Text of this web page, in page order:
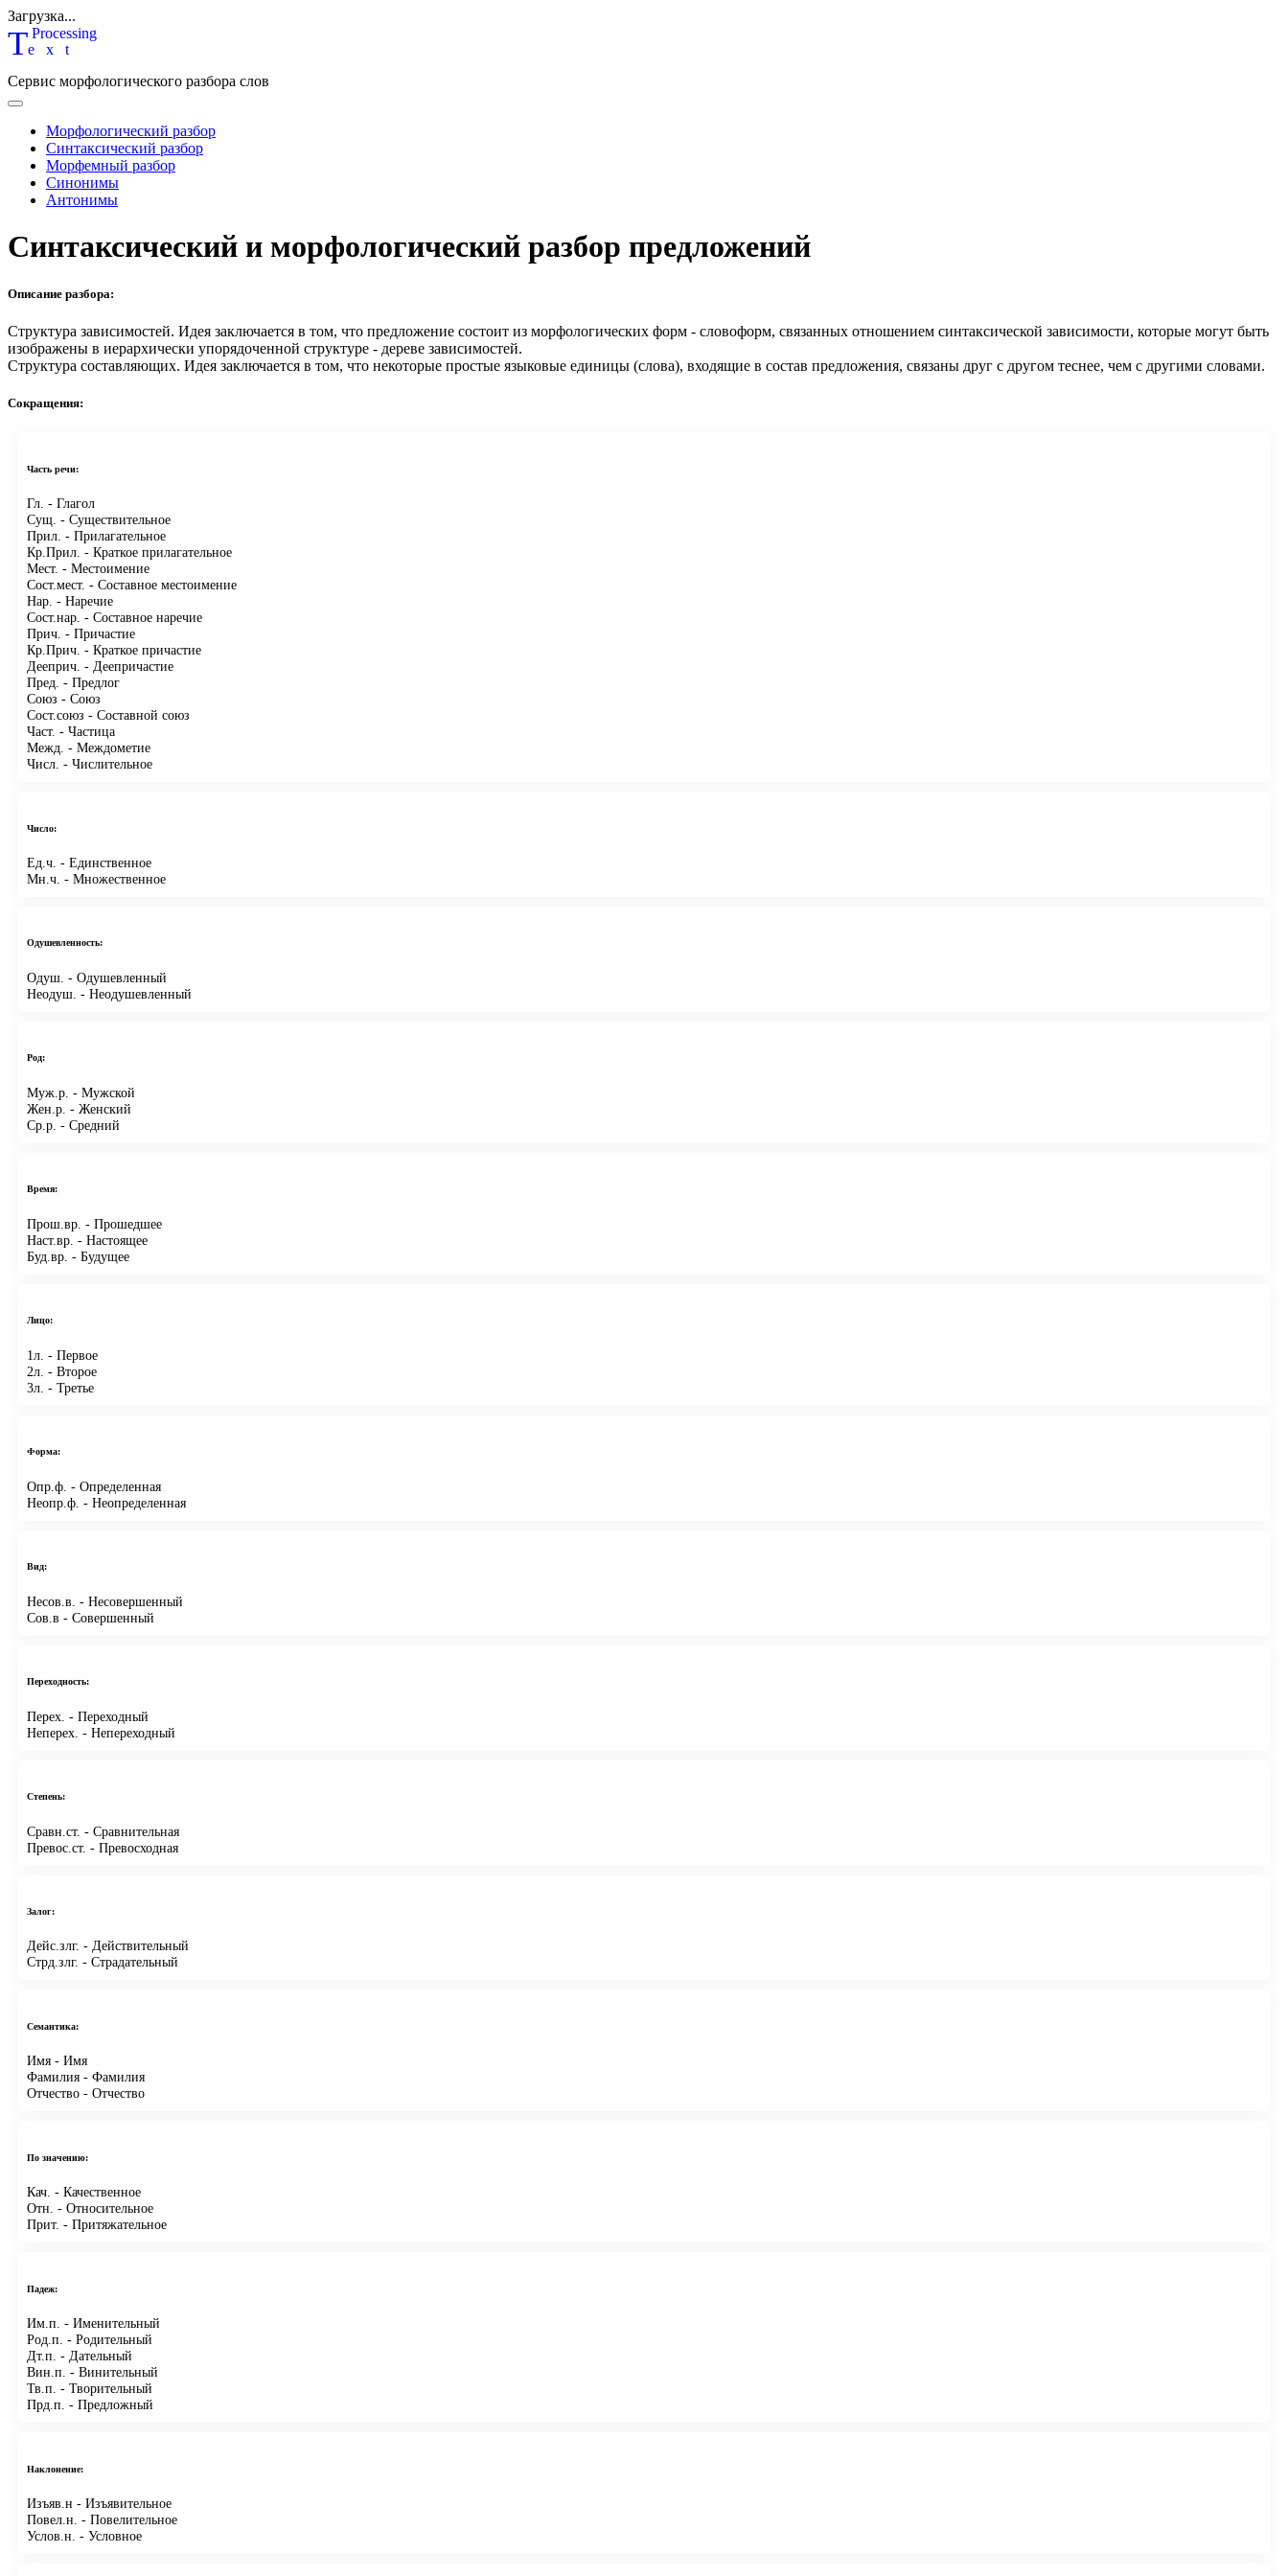
Загрузка...
Text
Processing
Сервис морфологического разбора слов
Морфологический разбор
Синтаксический разбор
Морфемный разбор
Синонимы
Антонимы
Синтаксический и морфологический разбор предложений
Описание разбора:
Структура зависимостей. Идея заключается в том, что предложение состоит из морфологических форм - словоформ, связанных отношением синтаксической зависимости, которые могут быть
изображены в иерархически упорядоченной структуре - дереве зависимостей.
Структура составляющих. Идея заключается в том, что некоторые простые языковые единицы (слова), входящие в состав предложения, связаны друг с другом теснее, чем с другими словами.
Сокращения:
Часть речи:
Гл. - Глагол
Сущ. - Существительное
Прил. - Прилагательное
Кр.Прил. - Краткое прилагательное
Мест. - Местоимение
Сост.мест. - Составное местоимение
Нар. - Наречие
Сост.нар. - Составное наречие
Прич. - Причастие
Кр.Прич. - Краткое причастие
Дееприч. - Деепричастие
Пред. - Предлог
Союз - Союз
Сост.союз - Составной союз
Част. - Частица
Межд. - Междометие
Числ. - Числительное
Число:
Ед.ч. - Единственное
Мн.ч. - Множественное
Одушевленность:
Одуш. - Одушевленный
Неодуш. - Неодушевленный
Род:
Муж.р. - Мужской
Жен.р. - Женский
Ср.р. - Средний
Время:
Прош.вр. - Прошедшее
Наст.вр. - Настоящее
Буд.вр. - Будущее
Лицо:
1л. - Первое
2л. - Второе
3л. - Третье
Форма:
Опр.ф. - Определенная
Неопр.ф. - Неопределенная
Вид:
Несов.в. - Несовершенный
Сов.в - Совершенный
Переходность:
Перех. - Переходный
Неперех. - Непереходный
Степень:
Сравн.ст. - Сравнительная
Превос.ст. - Превосходная
Залог:
Дейс.злг. - Действительный
Стрд.злг. - Страдательный
Семантика:
Имя - Имя
Фамилия - Фамилия
Отчество - Отчество
По значению:
Кач. - Качественное
Отн. - Относительное
Прит. - Притяжательное
Падеж:
Им.п. - Именительный
Род.п. - Родительный
Дт.п. - Дательный
Вин.п. - Винительный
Тв.п. - Творительный
Прд.п. - Предложный
Наклонение:
Изъяв.н - Изъявительное
Повел.н. - Повелительное
Услов.н. - Условное